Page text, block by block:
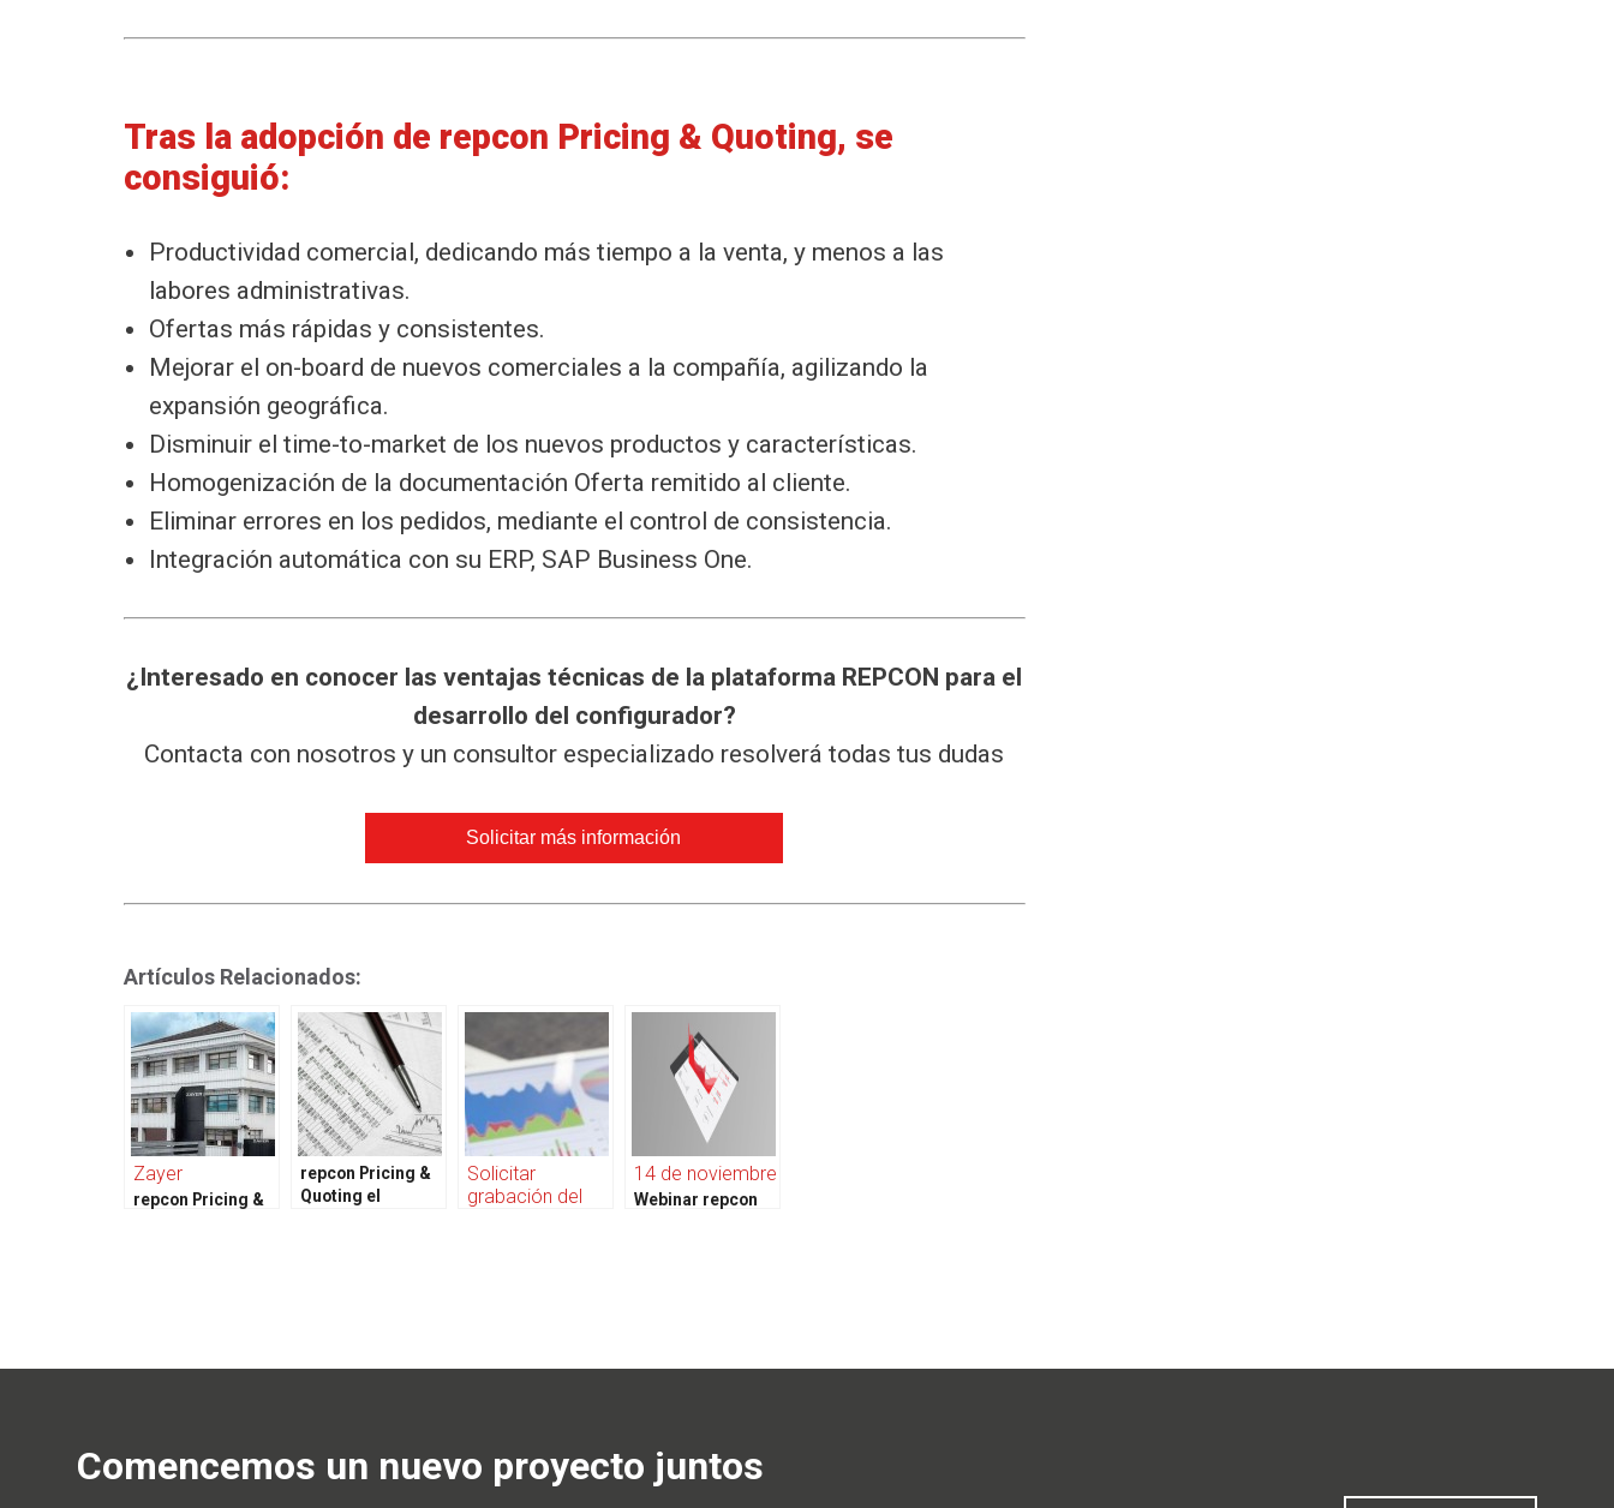
Tras la adopción de repcon Pricing & Quoting, se
consiguió:
Productividad comercial, dedicando más tiempo a la venta, y menos a las
labores administrativas.
Ofertas más rápidas y consistentes.
Mejorar el on-board de nuevos comerciales a la compañía, agilizando la
expansión geográfica.
Disminuir el time-to-market de los nuevos productos y características.
Homogenización de la documentación Oferta remitido al cliente.
Eliminar errores en los pedidos, mediante el control de consistencia.
Integración automática con su ERP, SAP Business One.
¿Interesado en conocer las ventajas técnicas de la plataforma REPCON para el
desarrollo del configurador?
Contacta con nosotros y un consultor especializado resolverá todas tus dudas
Solicitar más información
Artículos Relacionados:
Zayer
repcon Pricing &
repcon Pricing &
Quoting el
Solicitar
grabación del
14 de noviembre
Webinar repcon
Comencemos un nuevo proyecto juntos